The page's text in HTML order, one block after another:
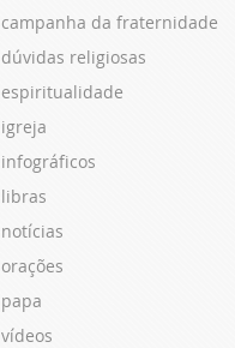
campanha da fraternidade
dúvidas religiosas
espiritualidade
igreja
infográficos
libras
notícias
orações
papa
vídeos